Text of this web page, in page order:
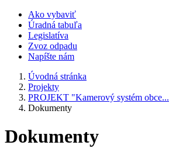
Ako vybaviť
Úradná tabuľa
Legislatíva
Zvoz odpadu
Napíšte nám
Úvodná stránka
Projekty
PROJEKT "Kamerový systém obce...
Dokumenty
Dokumenty